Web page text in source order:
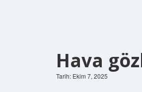
Hava
Tarih: Ekim 7, 2025